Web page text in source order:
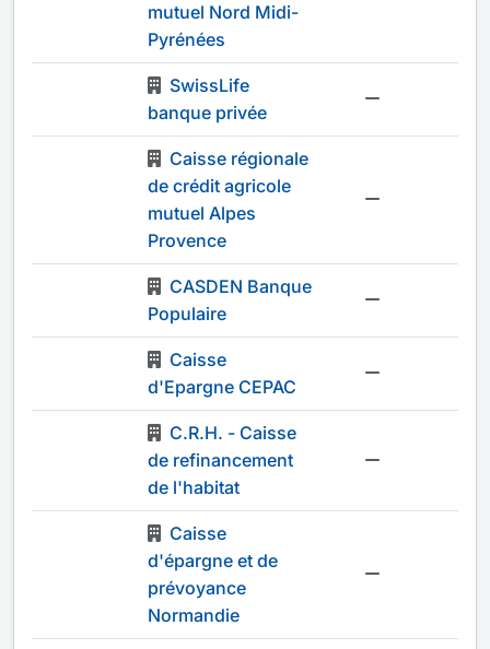
mutuel Nord Midi-
Pyrénées
SwissLife
banque privée
Caisse régionale
de crédit agricole
mutuel Alpes
Provence
CASDEN Banque
Populaire
Caisse
d'Epargne CEPAC
C.R.H. - Caisse
de refinancement
de l'habitat
Caisse
d'épargne et de
prévoyance
Normandie